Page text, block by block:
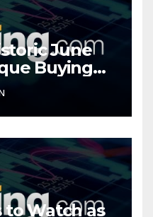
June
Buying
to Watch as